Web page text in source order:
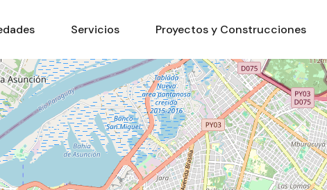
Servicios Proyectos y Construcciones
4